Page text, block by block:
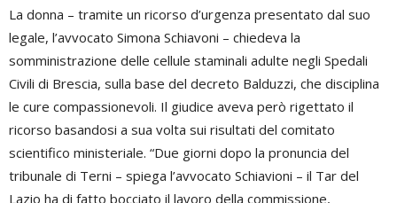
La donna – tramite un ricorso d’urgenza presentato dal suo
legale, l’avvocato Simona Schiavoni – chiedeva la
somministrazione delle cellule staminali adulte negli Spedali
Civili di Brescia, sulla base del decreto Balduzzi, che disciplina
le cure compassionevoli. Il giudice aveva però rigettato il
ricorso basandosi a sua volta sui risultati del comitato
scientifico ministeriale. “Due giorni dopo la pronuncia del
tribunale di Terni – spiega l’avvocato Schiavioni – il Tar del
Lazio ha di fatto bocciato il lavoro della commissione,